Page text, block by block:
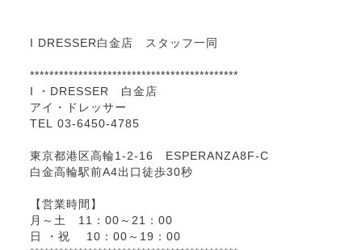
I DRESSER白金店 スタッフ一同
*******************************************
I ・DRESSER 白金店
アイ・ドレッサー
TEL 03-6450-4785
東京都港区高輪1-2-16 ESPERANZA8F-C
白金高輪駅前A4出口徒歩30秒
【営業時間】
月～土 11：00～21：00
日 ・祝 10：00～19：00